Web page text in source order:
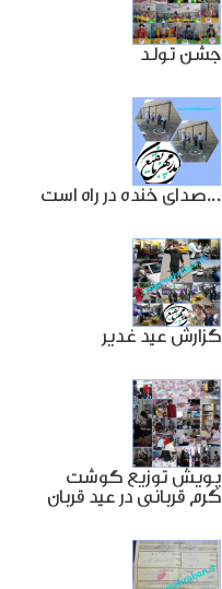
جشن تولد
صدای خنده در راه است...
گزارش عید غدیر
پویش توزیع گوشت
گرم قربانی در عید قربان